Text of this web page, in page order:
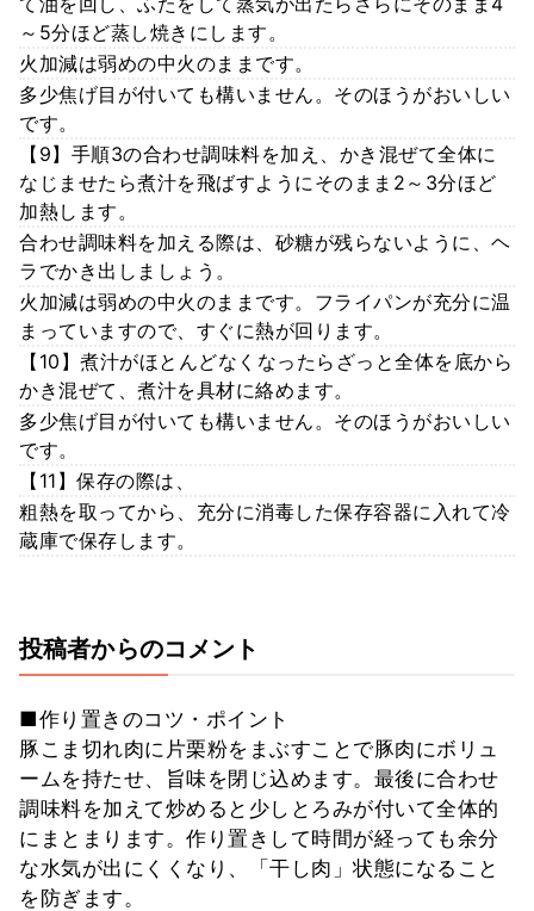
～5分ほど蒸し焼きにします。
火加減は弱めの中火のままです。
多少焦げ目が付いても構いません。そのほうがおいしい
です。
【9】手順3の合わせ調味料を加え、かき混ぜて全体に
なじませたら煮汁を飛ばすようにそのまま2～3分ほど
加熱します。
合わせ調味料を加える際は、砂糖が残らないように、ヘ
ラでかき出しましょう。
火加減は弱めの中火のままです。フライパンが充分に温
まっていますので、すぐに熱が回ります。
【10】煮汁がほとんどなくなったらざっと全体を底から
かき混ぜて、煮汁を具材に絡めます。
多少焦げ目が付いても構いません。そのほうがおいしい
です。
【11】保存の際は、
粗熱を取ってから、充分に消毒した保存容器に入れて冷
蔵庫で保存します。
投稿者からのコメント
■作り置きのコツ・ポイント
豚こま切れ肉に片栗粉をまぶすことで豚肉にボリュ
ームを持たせ、旨味を閉じ込めます。最後に合わせ
調味料を加えて炒めると少しとろみが付いて全体的
にまとまります。作り置きして時間が経っても余分
な水気が出にくくなり、「干し肉」状態になること
を防ぎます。